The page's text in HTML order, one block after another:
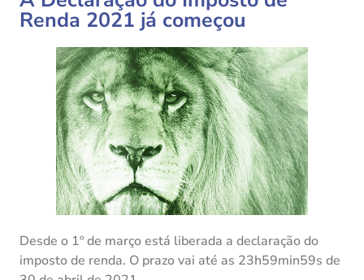
Renda 2021 já começou
Desde o 1º de março está liberada a declaração do
imposto de renda. O prazo vai até as 23h59min59s de